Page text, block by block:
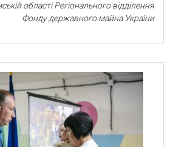
області Регіонального відділення
Фонду державного майна України